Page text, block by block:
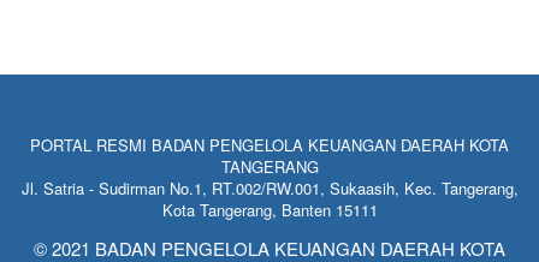
PORTAL RESMI BADAN PENGELOLA KEUANGAN DAERAH KOTA
TANGERANG
Jl. Satria - Sudirman No.1, RT.002/RW.001, Sukaasih, Kec. Tangerang,
Kota Tangerang, Banten 15111
© 2021 BADAN PENGELOLA KEUANGAN DAERAH KOTA